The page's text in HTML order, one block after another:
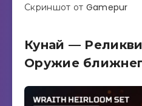
Скриншот от Gamepur
Кунай —
Оружие